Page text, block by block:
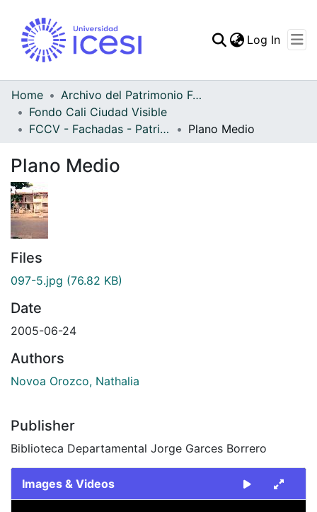
Log In
Home
Archivo del Patrimonio Fotográfico y Fílmico del Valle del Cauca
Fondo Cali Ciudad Visible
FCCV - Fachadas - Patrimonial
Plano Medio
Plano Medio
Files
097-5.jpg (76.82 KB)
Date
2005-06-24
Authors
Novoa Orozco, Nathalia
Publisher
Biblioteca Departamental Jorge Garces Borrero
Images & Videos